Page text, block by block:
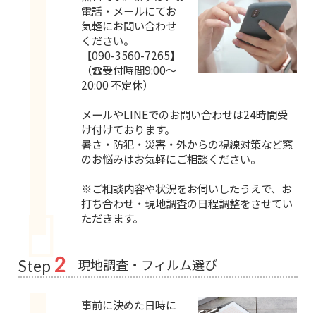
電話・メールにてお
気軽にお問い合わせ
ください。
【090-3560-7265】
（☎受付時間9:00～
20:00 不定休）
メールやLINEでのお問い合わせは24時間受
け付けております。
暑さ・防犯・災害・外からの視線対策など窓
のお悩みはお気軽にご相談ください。
※ご相談内容や状況をお伺いしたうえで、お
打ち合わせ・現地調査の日程調整をさせてい
ただきます。
Step 2 現地調査・フィルム選び
事前に決めた日時に